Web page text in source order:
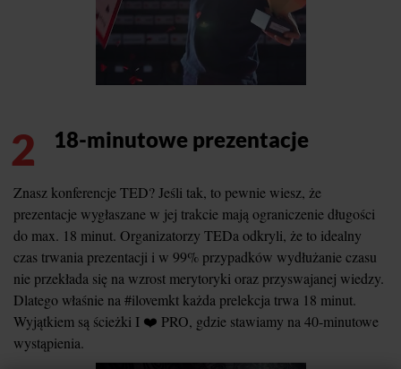
2 18-minutowe prezentacje
Znasz konferencje TED? Jeśli tak, to pewnie wiesz, że
prezentacje wygłaszane w jej trakcie mają ograniczenie długości
do max. 18 minut. Organizatorzy TEDa odkryli, że to idealny
czas trwania prezentacji i w 99% przypadków wydłużanie czasu
nie przekłada się na wzrost merytoryki oraz przyswajanej wiedzy.
Dlatego właśnie na #ilovemkt każda prelekcja trwa 18 minut.
Wyjątkiem są ścieżki I ❤️ PRO, gdzie stawiamy na 40-minutowe
wystąpienia.